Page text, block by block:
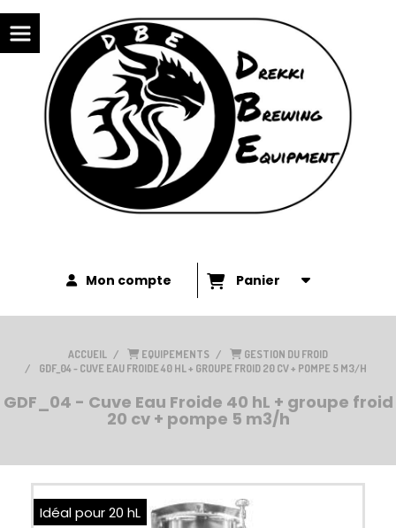
Mon compte Panier
ACCUEIL EQUIPEMENTS
GESTION DU FROID
GDF_04 - CUVE EAU FROIDE 40 HL + GROUPE FROID 20 CV + POMPE 5 M3/H
GDF_04 - Cuve Eau Froide 40 hL + groupe froid
20 cv + pompe 5 m3/h
Idéal pour 20 hL